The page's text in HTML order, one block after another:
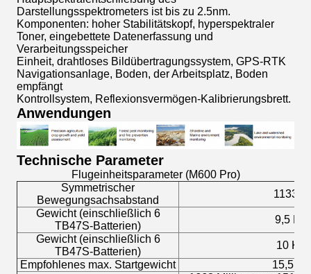
Darstellungsspektrometers ist bis zu 2.5nm.
Komponenten: hoher Stabilitätskopf, hyperspektraler
Toner, eingebettete Datenerfassung und
Verarbeitungsspeicher
Einheit, drahtloses Bildübertragungssystem, GPS-RTK
Navigationsanlage, Boden, der Arbeitsplatz, Boden
empfängt
Kontrollsystem, Reflexionsvermögen-Kalibrierungsbrett.
Anwendungen
Technische Parameter
Flugeinheitsparameter (M600 Pro)
Symmetrischer
Bewegungsachsabstand
1133
Gewicht (einschließlich 6
TB47S-Batterien)
9,5
Gewicht (einschließlich 6
TB47S-Batterien)
10
Empfohlenes max. Startgewicht
15,5